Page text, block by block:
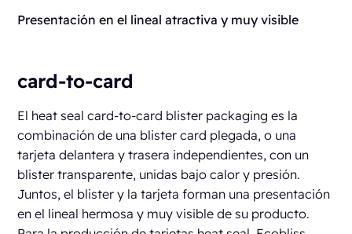
Presentación en el lineal atractiva y muy visible
card-to-card
El heat seal card-to-card blister packaging es la
combinación de una blister card plegada, o una
tarjeta delantera y trasera independientes, con un
blister transparente, unidas bajo calor y presión.
Juntos, el blister y la tarjeta forman una presentación
en el lineal hermosa y muy visible de su producto.